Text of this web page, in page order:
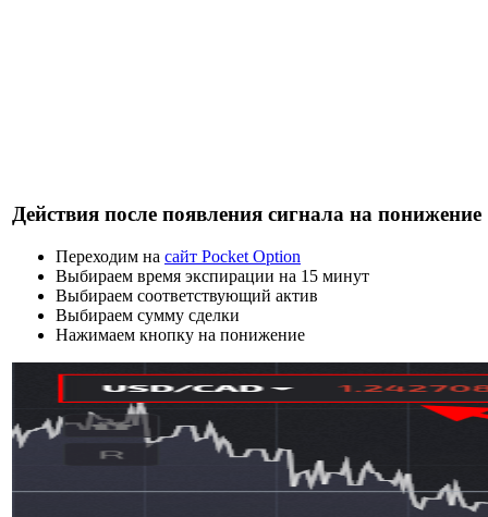
Действия после появления сигнала на понижение
Переходим на сайт Pocket Option
Выбираем время экспирации на 15 минут
Выбираем соответствующий актив
Выбираем сумму сделки
Нажимаем кнопку на понижение